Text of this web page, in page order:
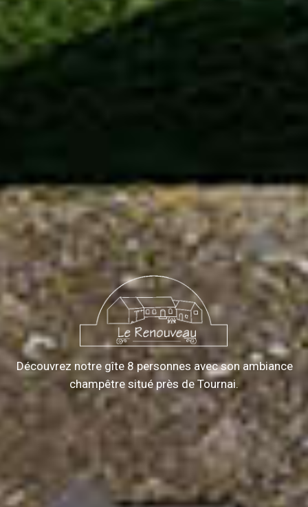
Découvrez notre gîte 8 personnes avec son ambiance
champêtre situé près de Tournai.